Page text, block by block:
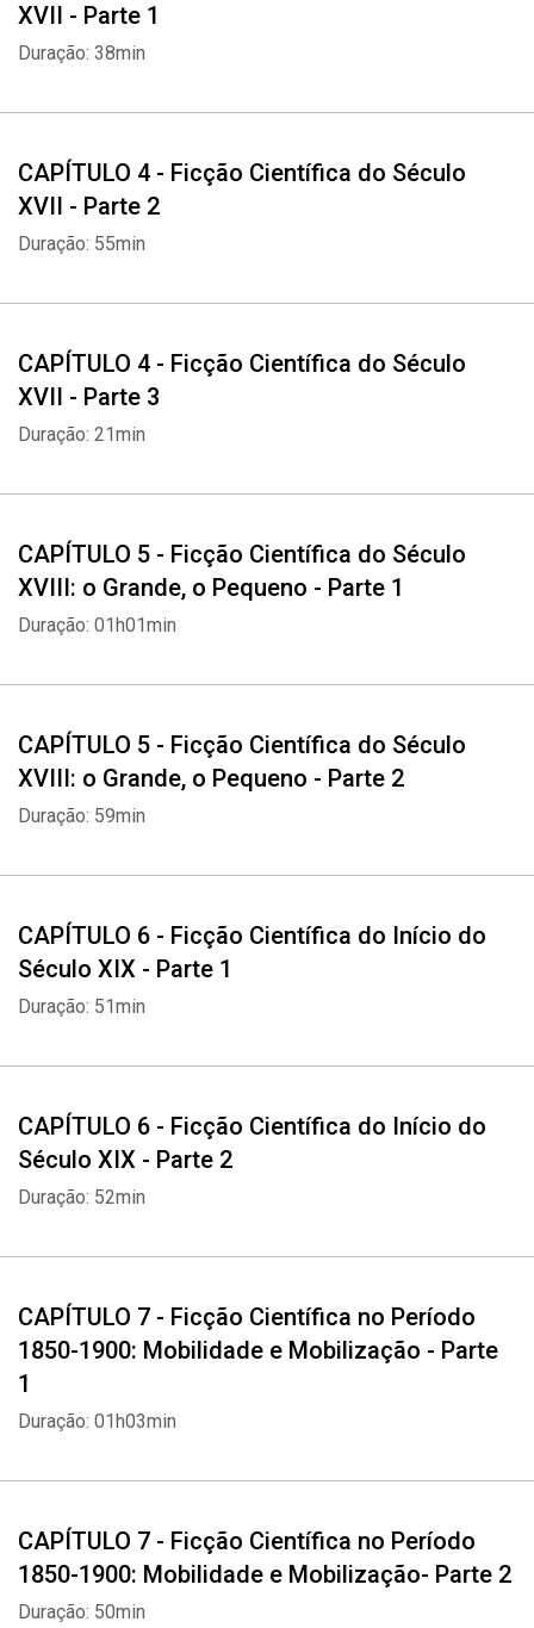
XVII - Parte 1
Duração: 38min
CAPÍTULO 4 - Ficção Científica do Século
XVII - Parte 2
Duração: 55min
CAPÍTULO 4 - Ficção Científica do Século
XVII - Parte 3
Duração: 21min
CAPÍTULO 5 - Ficção Científica do Século
XVIII: o Grande, o Pequeno - Parte 1
Duração: 01h01min
CAPÍTULO 5 - Ficção Científica do Século
XVIII: o Grande, o Pequeno - Parte 2
Duração: 59min
CAPÍTULO 6 - Ficção Científica do Início do
Século XIX - Parte 1
Duração: 51min
CAPÍTULO 6 - Ficção Científica do Início do
Século XIX - Parte 2
Duração: 52min
CAPÍTULO 7 - Ficção Científica no Período
1850-1900: Mobilidade e Mobilização - Parte
1
Duração: 01h03min
CAPÍTULO 7 - Ficção Científica no Período
1850-1900: Mobilidade e Mobilização- Parte 2
Duração: 50min